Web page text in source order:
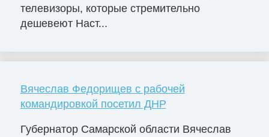
телевизоры, которые стремительно
дешевеют Наст...
Вячеслав Федорищев с рабочей
командировкой посетил ДНР
Губернатор Самарской области Вячеслав